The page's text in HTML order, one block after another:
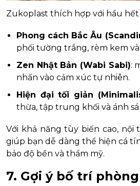
Zukoplast thích hợp với hầu
Phong cách Bắc Âu
phối tường trắng, rèm kem và
Zen Nhật Bản (Wabi Sabi):
nhấn vào cảm xúc tự nhiên.
Hiện đại tối giản
thừa, tập trung khối và ánh
Với khả năng tùy biến cao, nội
giúp bạn dễ dàng thể hiện cá
bảo độ bền và thẩm mỹ.
7. Gợi ý bố trí